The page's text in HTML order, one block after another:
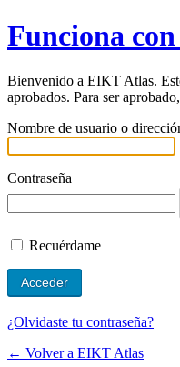
Funciona
Bienvenido a EIKT Atlas.
aprobados. Para ser
Nombre de usuario o
Contraseña
Recuérdame
¿Olvidaste tu contraseña?
← Volver a EIKT Atlas